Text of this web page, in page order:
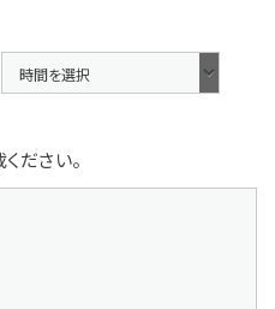
ださい。